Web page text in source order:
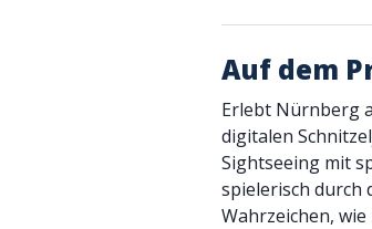
Auf dem
Erlebt Nürnberg
digitalen
Sightseeing mit
spielerisch durch
Wahrzeichen,